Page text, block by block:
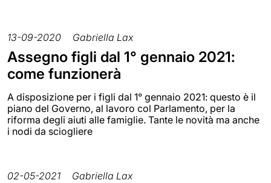
13-09-2020 Gabriella Lax
Assegno figli dal 1° gennaio 2021:
come funzionerà
A disposizione per i figli dal 1° gennaio 2021: questo è il
piano del Governo, al lavoro col Parlamento, per la
riforma degli aiuti alle famiglie. Tante le novità ma anche
i nodi da sciogliere
02-05-2021 Gabriella Lax